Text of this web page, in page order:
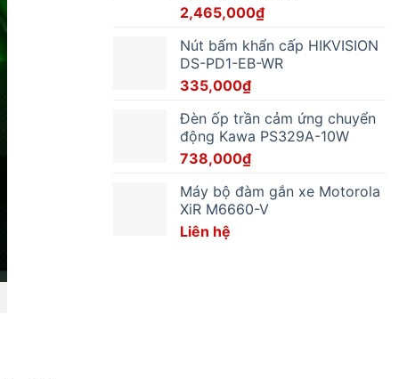
2,465,000₫
Nút bấm khẩn cấp HIKVISION
DS-PD1-EB-WR
335,000₫
Đèn ốp trần cảm ứng chuyển
động Kawa PS329A-10W
738,000₫
Máy bộ đàm gắn xe Motorola
XiR M6660-V
Liên hệ